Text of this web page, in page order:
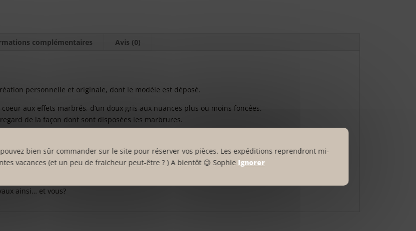
bien sûr commander sur le site pour réserver vos pièces. Les expéditions reprendront mi-
vacances (et un peu de fraicheur peut-être ? ) A bientôt 😉 Sophie Ignorer
complémentaires Avis (0)
personnelle et originale, dont le modèle est déposé.
aux effets marbrés, d’un doux gris aux nuances plus ou moins foncées.
regard de la façon dont sont disposées les marbrures.
Sa symétrie lui permet d’être orienté dans un sens ou dans l’autre au gré de vos envies.
, on pourrait croire, dans son habit de marbre, qu’il est fort comme un roc? Oui, mais c’est sans
qui le revêt. Cet émail laisse apparaitre des craquelures, telle une fragilité, une sensibilité à
ainsi… et vous?